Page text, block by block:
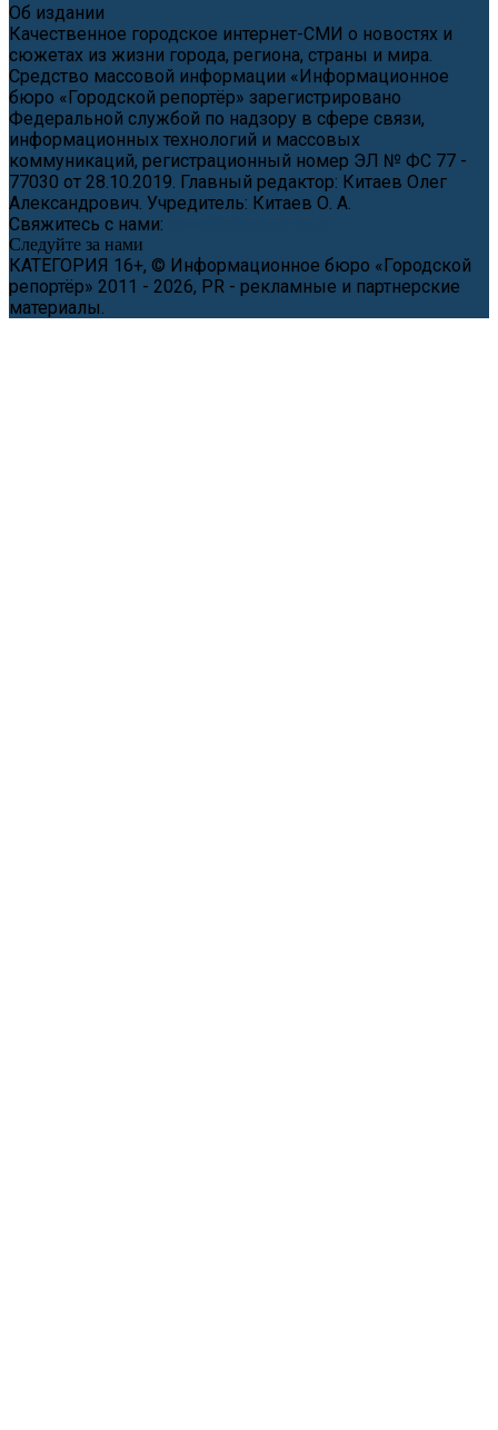
Об издании
Качественное городское интернет-СМИ о новостях и
сюжетах из жизни города, региона, страны и мира.
Средство массовой информации «Информационное
бюро «Городской репортёр» зарегистрировано
Федеральной службой по надзору в сфере связи,
информационных технологий и массовых
коммуникаций, регистрационный номер ЭЛ № ФС 77 -
77030 от 28.10.2019. Главный редактор: Китаев Олег
Александрович. Учредитель: Китаев О. А.
Свяжитесь с нами:
Следуйте за нами
КАТЕГОРИЯ 16+, © Информационное бюро «Городской
репортёр» 2011 - 2026, PR - рекламные и партнерские
материалы.